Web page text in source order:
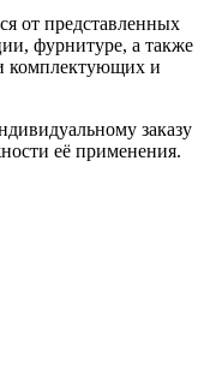
от представленных
фурнитуре, а также
комплектующих и
заказу
её применения.